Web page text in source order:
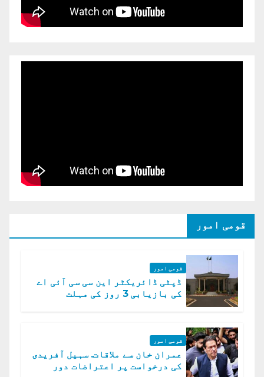
قومی امور
قومی امور
ڈپٹی ڈائریکٹر این سی سی آئی اے
کی بازیابی 3 روز کی مہلت
قومی امور
عمران خان سے ملاقات. سہیل آفریدی
کی درخواست پر اعتراضات دور